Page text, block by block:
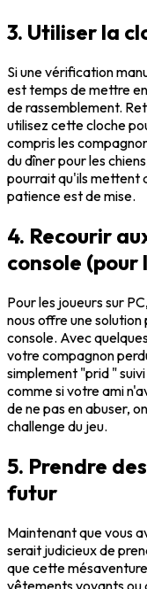
3. Utiliser la
Si une vérification
est temps de mettre
de rassemblement.
utilisez cette cloche
compris les
du dîner pour les
pourrait qu'ils mettent
patience est de mise.
4. Recourir
console (pour
Pour les joueurs sur
nous offre une solution
console. Avec
votre compagnon
simplement "prid "
comme si votre ami
de ne pas en abuser,
challenge du jeu.
5. Prendre
futur
Maintenant que vous
serait judicieux de
que cette
vêtements voyants ou